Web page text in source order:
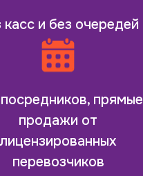
касс и без очередей
прямые
продажи от
лицензированных
перевозчиков